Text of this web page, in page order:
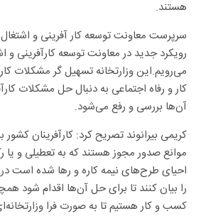
هستند.
سرپرست معاونت توسعه کار آفرینی و اشتغال
رویکرد جدید در معاونت توسعه کارآفرینی و
می‌رویم.این وزارتخانه تسهیل گر مشکلات
کار و رفاه اجتماعی به دنبال حل مشکلات
آن‌ها بررسی و رفع می‌شود.
کریمی بیرانوند تصریح کرد: کارآفرینان
موانع صدور مجوز هستند که به تعطیلی و
احیای طرح‌های نیمه کاره و رها شده است در
را بیان کنند تا برای حل آن‌ها اقدام شود
کسب و کار هستیم تا به صورت فرا